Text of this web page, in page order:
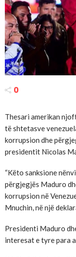
0
Thesari amerikan
të shtetasve
korrupsion dhe
presidentit Nicolas
“Këto sanksione
përgjegjës Maduro
korrupsion në
Mnuchin, në një
Presidenti Maduro
interesat e tyre para